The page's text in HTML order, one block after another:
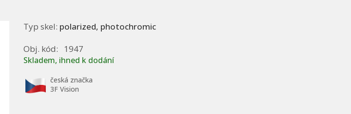
Typ skel: polarized, photochromic
Obj. kód: 1947
Skladem, ihned k dodání
česká značka
3F Vision